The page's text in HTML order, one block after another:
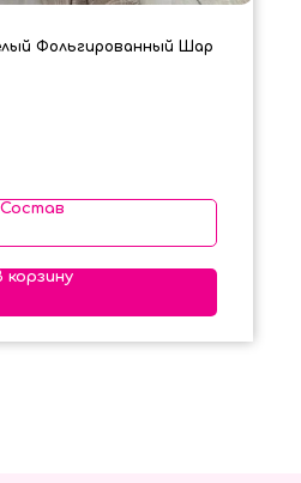
Фольгированный Шар
Состав
корзину